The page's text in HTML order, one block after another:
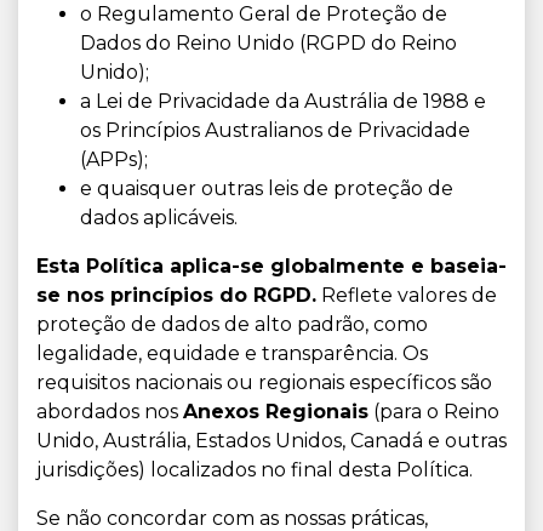
o Regulamento Geral de Proteção de
Dados do Reino Unido (RGPD do Reino
Unido);
a Lei de Privacidade da Austrália de 1988 e
os Princípios Australianos de Privacidade
(APPs);
e quaisquer outras leis de proteção de
dados aplicáveis.
Esta Política aplica-se globalmente e baseia-
se nos princípios do RGPD. Reflete valores de
proteção de dados de alto padrão, como
legalidade, equidade e transparência. Os
requisitos nacionais ou regionais específicos são
abordados nos Anexos Regionais (para o Reino
Unido, Austrália, Estados Unidos, Canadá e outras
jurisdições) localizados no final desta Política.
Se não concordar com as nossas práticas,